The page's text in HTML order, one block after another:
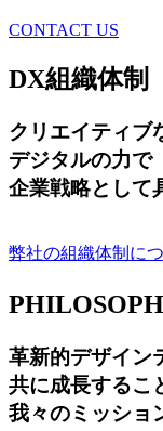
CONTACT US
DX組織体制
クリエイティブ
デジタルの力で
企業戦略として
弊社の組織体制に
革新的デザイン
共に成長するこ
我々のミッショ